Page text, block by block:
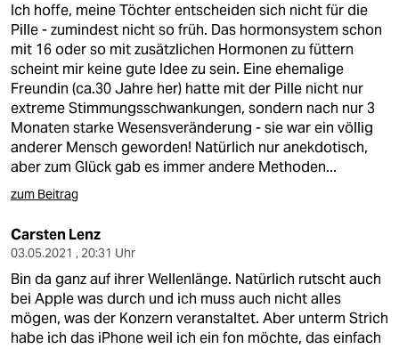
Ich hoffe, meine Töchter entscheiden sich nicht für die
Pille - zumindest nicht so früh. Das hormonsystem schon
mit 16 oder so mit zusätzlichen Hormonen zu füttern
scheint mir keine gute Idee zu sein. Eine ehemalige
Freundin (ca.30 Jahre her) hatte mit der Pille nicht nur
extreme Stimmungsschwankungen, sondern nach nur 3
Monaten starke Wesensveränderung - sie war ein völlig
anderer Mensch geworden! Natürlich nur anekdotisch,
aber zum Glück gab es immer andere Methoden...
zum Beitrag
Carsten Lenz
03.05.2021 , 20:31 Uhr
Bin da ganz auf ihrer Wellenlänge. Natürlich rutscht auch
bei Apple was durch und ich muss auch nicht alles
mögen, was der Konzern veranstaltet. Aber unterm Strich
habe ich das iPhone weil ich ein fon möchte, das einfach